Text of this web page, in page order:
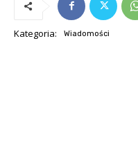
Kategoria: Wiadomości